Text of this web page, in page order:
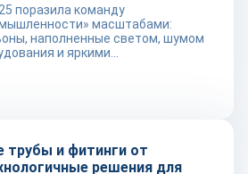
поразила команду
масштабами:
наполненные светом, шумом
и яркими...
трубы и фитинги от
решения для